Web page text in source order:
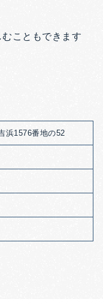
こともできます
浜1576番地の52